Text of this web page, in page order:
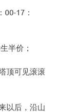
17：
半价；
顶可见滚滚
以后，沿山